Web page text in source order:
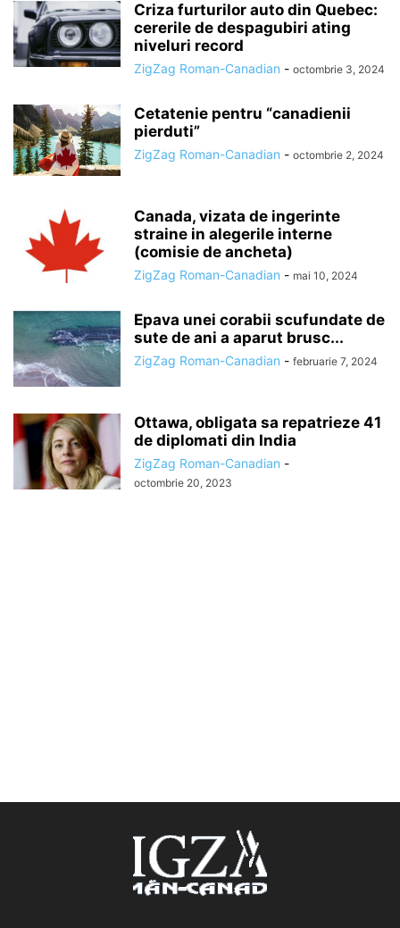
Criza furturilor auto din Quebec:
cererile de despagubiri ating
niveluri record
ZigZag Roman-Canadian - octombrie 3, 2024
Cetatenie pentru “canadienii
pierduti”
ZigZag Roman-Canadian - octombrie 2, 2024
Canada, vizata de ingerinte
straine in alegerile interne
(comisie de ancheta)
ZigZag Roman-Canadian - mai 10, 2024
Epava unei corabii scufundate de
sute de ani a aparut brusc...
ZigZag Roman-Canadian - februarie 7, 2024
Ottawa, obligata sa repatrieze 41
de diplomati din India
ZigZag Roman-Canadian -
octombrie 20, 2023